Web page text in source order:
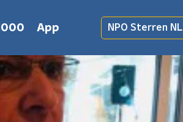
App NPO Sterren NL